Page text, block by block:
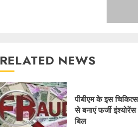
RELATED NEWS
पीबीएम के इस
से बनाएं फर्जी
बिल